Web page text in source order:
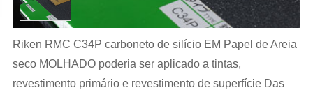
Riken RMC C34P carboneto de silício EM Papel de Areia
seco MOLHADO poderia ser aplicado a tintas,
revestimento primário e revestimento de superfície Das